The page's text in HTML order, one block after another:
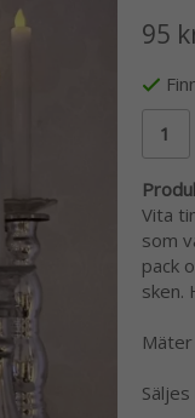
95
Vita
som
pack
sken.